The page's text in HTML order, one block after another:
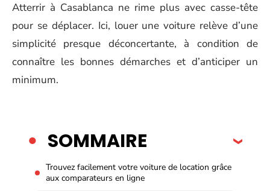
Atterrir à Casablanca ne rime plus avec casse-tête
pour se déplacer. Ici, louer une voiture relève d’une
simplicité presque déconcertante, à condition de
connaître les bonnes démarches et d’anticiper un
minimum.
SOMMAIRE
Trouvez facilement votre voiture de location grâce
aux comparateurs en ligne